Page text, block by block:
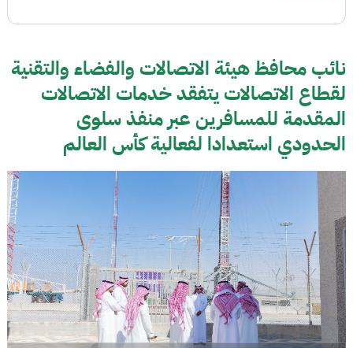
نائب محافظ هيئة الاتصالات والفضاء والتقنية
لقطاع الاتصالات يتفقد خدمات الاتصالات
المقدمة للمسافرين عبر منفذ سلوى
الحدودي استعدادا لفعالية كأس العالم